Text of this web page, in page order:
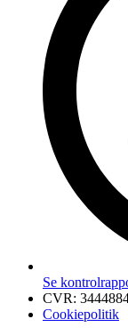
Se
CVR:
Cookiepolitik